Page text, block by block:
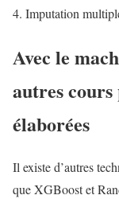
Imputation
Avec le
autres cours
élaborées
Il existe d’autres
que XGBoost et